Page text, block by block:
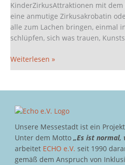
KinderZirkusAttraktionen mit dem
eine anmutige Zirkusakrobatin
alle zum Lachen bringen, einmal
schlüpfen, sich was trauen,
Weiterlesen »
Unsere Messestadt ist ein
Unter dem Motto „Es ist normal,
arbeitet ECHO e.V. seit 1990
gemäß dem Anspruch von